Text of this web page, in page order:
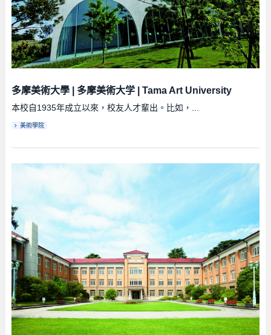
多摩美術大學| 多摩美術大学| Tama Art University
本校自1935年成立以來，校友人才輩出。比如，...
美術學院